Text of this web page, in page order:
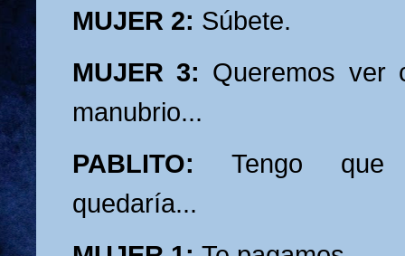
MUJER 2: Súbete.
MUJER 3: Queremos ver
manubrio...
PABLITO: Tengo que
quedaría...